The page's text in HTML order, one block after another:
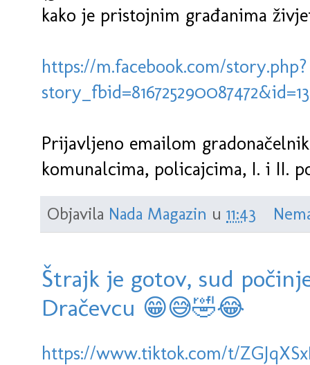
kako je pristojnim građanima
https://m.facebook.com/story.php?
Prijavljeno emailom
komunalcima, policajcima, I. i II.
Objavila Nada Magazin u 11:43
Štrajk je gotov, sud
Dračevcu 😁😅🤣😂
https://www.tiktok.com/t/